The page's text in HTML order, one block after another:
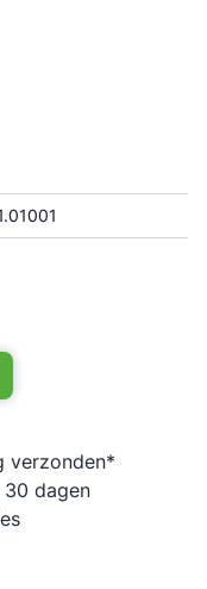
verzonden*
30 dagen